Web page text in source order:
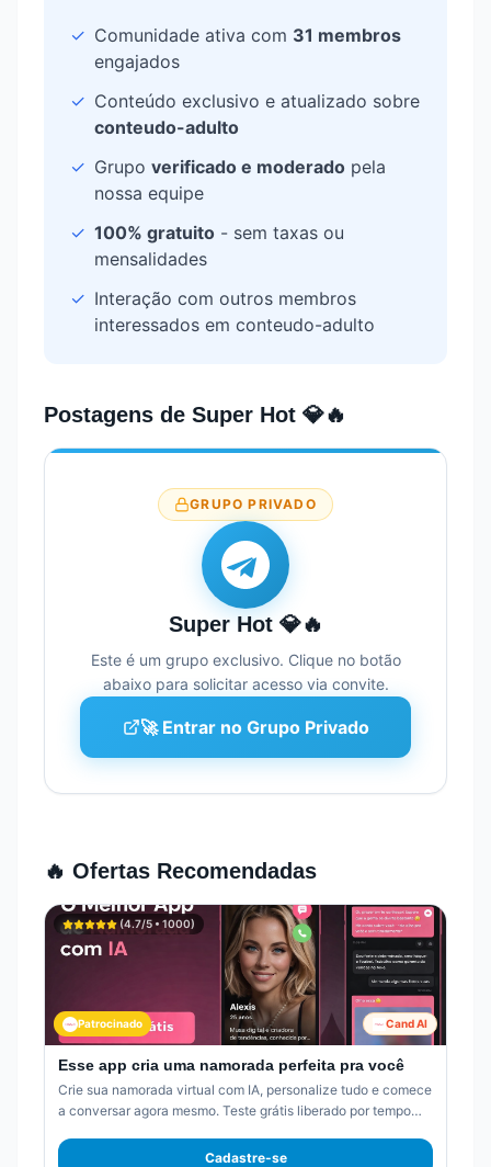
✓ Comunidade ativa com 31 membros
engajados
✓ Conteúdo exclusivo e atualizado sobre
conteudo-adulto
✓ Grupo verificado e moderado pela
nossa equipe
✓ 100% gratuito - sem taxas ou
mensalidades
✓ Interação com outros membros
interessados em conteudo-adulto
Postagens de Super Hot 💎🔥
GRUPO PRIVADO
Super Hot 💎🔥
Este é um grupo exclusivo. Clique no botão
abaixo para solicitar acesso via convite.
🚀 Entrar no Grupo Privado
🔥 Ofertas Recomendadas
(4.7/5 • 1000)
Patrocinado Cand AI
Esse app cria uma namorada perfeita pra você
Crie sua namorada virtual com IA, personalize tudo e comece
a conversar agora mesmo. Teste grátis liberado por tempo
Cadastre-se